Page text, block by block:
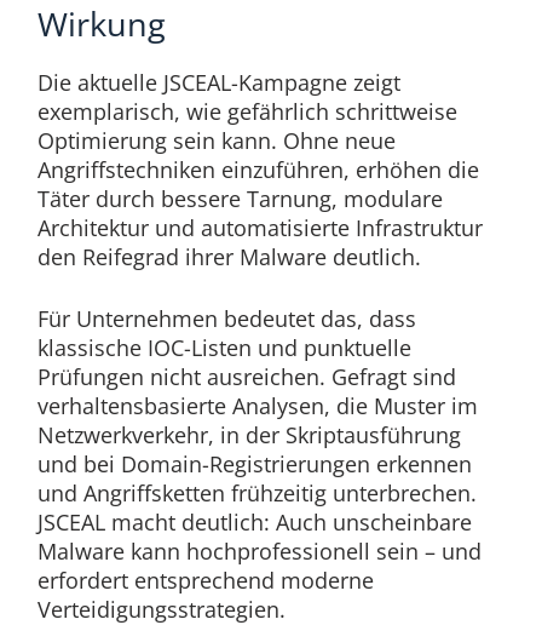
Wirkung
Die aktuelle JSCEAL-Kampagne zeigt
exemplarisch, wie gefährlich schrittweise
Optimierung sein kann. Ohne neue
Angriffstechniken einzuführen, erhöhen die
Täter durch bessere Tarnung, modulare
Architektur und automatisierte Infrastruktur
den Reifegrad ihrer Malware deutlich.
Für Unternehmen bedeutet das, dass
klassische IOC-Listen und punktuelle
Prüfungen nicht ausreichen. Gefragt sind
verhaltensbasierte Analysen, die Muster im
Netzwerkverkehr, in der Skriptausführung
und bei Domain-Registrierungen erkennen
und Angriffsketten frühzeitig unterbrechen.
JSCEAL macht deutlich: Auch unscheinbare
Malware kann hochprofessionell sein – und
erfordert entsprechend moderne
Verteidigungsstrategien.